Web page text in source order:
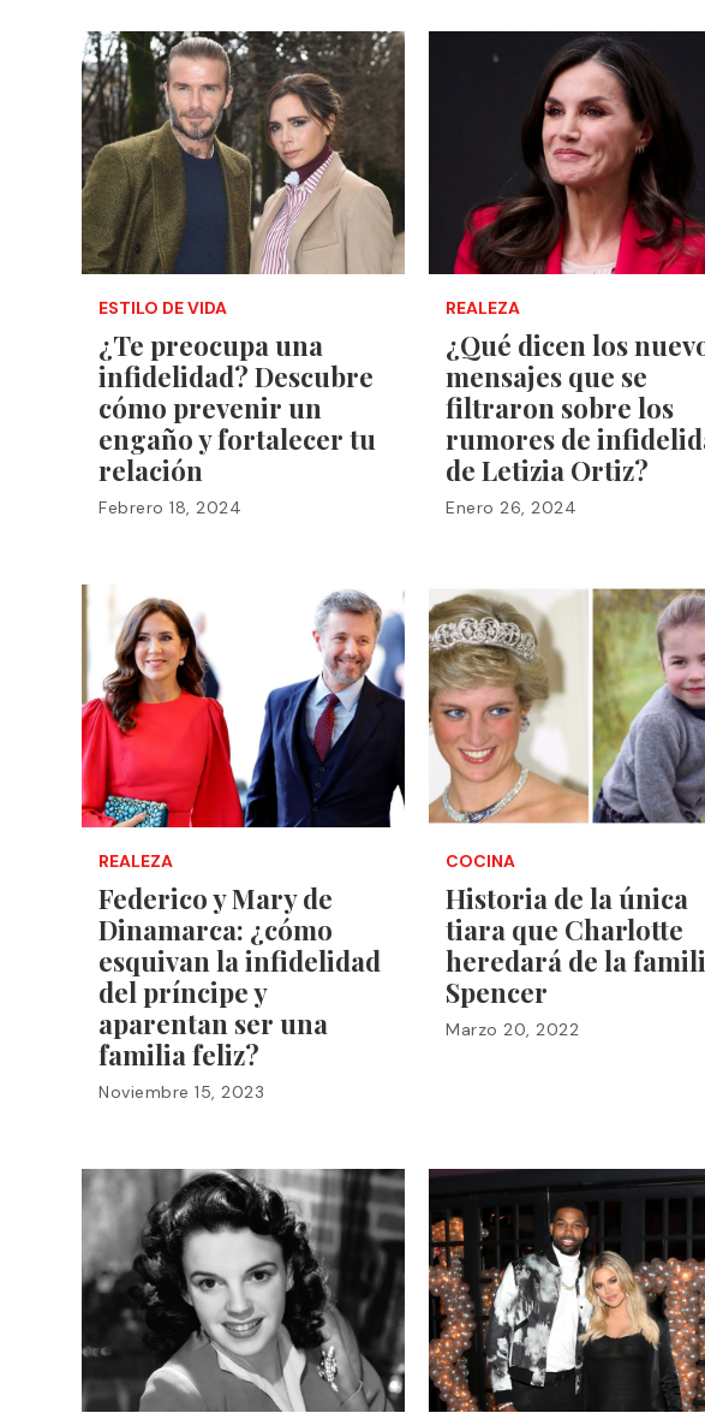
ESTILO DE VIDA
¿Te preocupa una
infidelidad? Descubre
cómo prevenir un
engaño y fortalecer tu
relación
Febrero 18, 2024
REALEZA
¿Qué dicen los
mensajes que se
filtraron sobre los
rumores de
de Letizia Ortiz?
Enero 26, 2024
REALEZA
Federico y Mary de
Dinamarca: ¿cómo
esquivan la infidelidad
del príncipe y
aparentan ser una
familia feliz?
Noviembre 15, 2023
COCINA
Historia de la única
tiara que Charlotte
heredará de la
Spencer
Marzo 20, 2022